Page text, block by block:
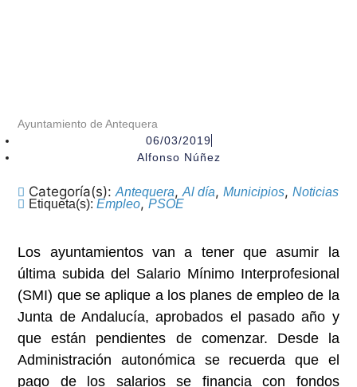
Ayuntamiento de Antequera
06/03/2019
Alfonso Núñez
Categoría(s):Antequera, Al día, Municipios, Noticias
Etiqueta(s):Empleo, PSOE
Los ayuntamientos van a tener que asumir la
última subida del Salario Mínimo Interprofesional
(SMI) que se aplique a los planes de empleo de la
Junta de Andalucía, aprobados el pasado año y
que están pendientes de comenzar. Desde la
Administración autonómica se recuerda que el
pago de los salarios se financia con fondos